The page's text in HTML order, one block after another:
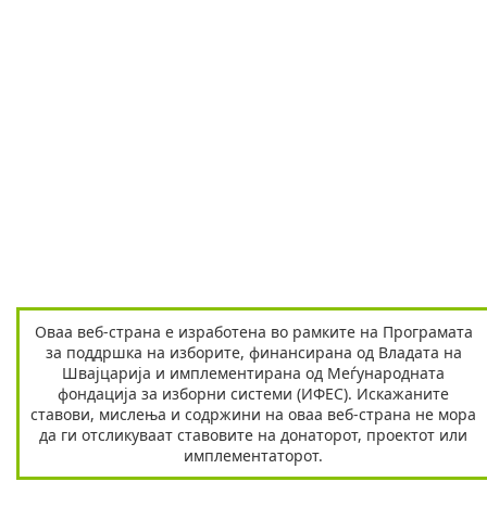
Оваа веб-страна е изработена во рамките на Програмата
за поддршка на изборите, финансирана од Владата на
Швајцарија и имплементирана од Меѓународната
фондација за изборни системи (ИФЕС). Искажаните
ставови, мислења и содржини на оваа веб-страна не мора
да ги отсликуваат ставовите на донаторот, проектот или
имплементаторот.